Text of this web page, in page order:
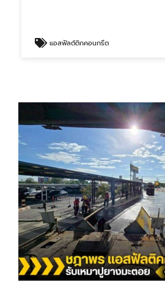
แอสฟัลต์ติกคอนกรีต